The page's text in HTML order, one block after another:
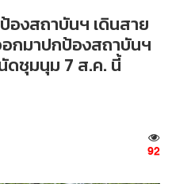
งสถาบันฯ เดินสาย
กมาปกป้องสถาบันฯ
ดชุมนุม 7 ส.ค. นี้
92